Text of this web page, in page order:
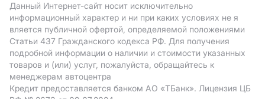
Данный Интернет-сайт носит исключительно
информационный характер и ни при каких условиях не я
вляется публичной офертой, определяемой положениями
Статьи 437 Гражданского кодекса РФ. Для получения
подробной информации о наличии и стоимости указанных
товаров и (или) услуг, пожалуйста, обращайтесь к
менеджерам автоцентра
Кредит предоставляется банком АO «ТБанк». Лицензия ЦБ